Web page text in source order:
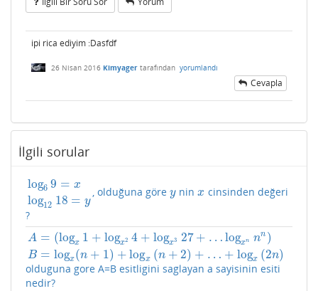
ipi rica ediyim :Dasfdf
26 Nisan 2016 Kimyager tarafından yorumlandı
Cevapla
İlgili sorular
log6 9 = x
log12 18 = y
log69 = x log12 18=y
, olduğuna görey
y ninx
x cinsinden değeri
?
A = (logx 1 + logx2 4 + logx3 27 + …logxn nn )
B = logx(n + 1) + logx (n + 2) + … + logx (2n)
x +log 4 logx3 + …logxn nn B n+1 log (n
olduguna gore A=B esitligini saglayan a sayisinin esiti
nedir?